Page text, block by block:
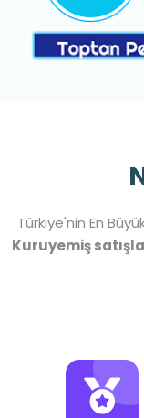
Türkiye'nin En
Kuruyemiş